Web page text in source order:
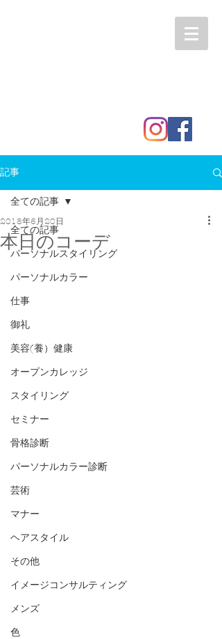
記事
全ての記事
パーソナルスタイリング
パーソナルカラー
仕事
御礼
美容(養）健康
オープンカレッジ
スタイリング
セミナー
骨格診断
パーソナルカラー診断
芸術
マナー
ヘアスタイル
その他
イメージコンサルティング
メンズ
色
全ての記事
本日のコーデ
2018年6月20日